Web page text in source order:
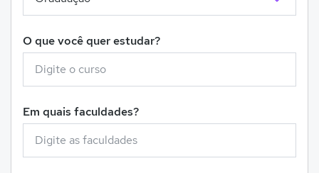
O que você quer estudar?
Em quais faculdades?